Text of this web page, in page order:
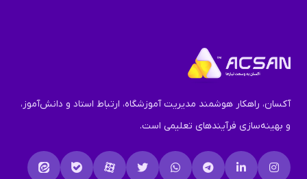
آکسان، راهکار هوشمند مدیریت آموزشگاه، ارتباط استاد و دانش‌آموز،
و بهینه‌سازی فرآیندهای تعلیمی است.